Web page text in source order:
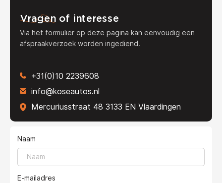
Vragenof interesse
Via het formulier op deze pagina kan eenvoudig een
afspraakverzoek worden ingediend.
+31(0)10 2239608
info@koseautos.nl
Mercuriusstraat 48 3133 EN Vlaardingen
Naam
E-mailadres